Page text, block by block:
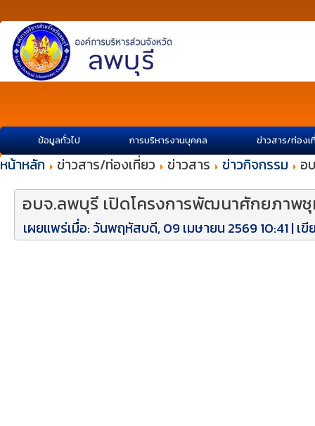
ข้อมูลทั่วไป การบริหารงานบุคคล ข่าวสาร/ท่องเ
หน้าหลัก ข่าวสาร/ท่องเที่ยว ข่าวสาร ข่าวกิจกรรม อ
อบจ.ลพบุรี เปิดโครงการพัฒนาศักยภาพ
เผยแพร่เมื่อ: วันพฤหัสบดี, 09 เมษายน 2569 10:41|เ